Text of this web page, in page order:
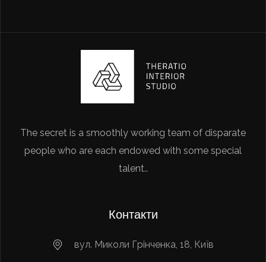
The secret is a smoothly working team of disparate
people who are each endowed with some special
talent..
Контакти
вул. Миколи Грінченка, 18, Київ